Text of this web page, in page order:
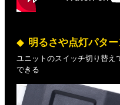
明るさや点灯パタ
ユニットのスイッチ切り替え
できる